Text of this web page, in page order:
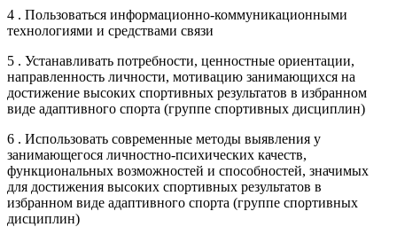
4 . Пользоваться информационно-коммуникационными
технологиями и средствами связи
5 . Устанавливать потребности, ценностные ориентации,
направленность личности, мотивацию занимающихся на
достижение высоких спортивных результатов в избранном
виде адаптивного спорта (группе спортивных дисциплин)
6 . Использовать современные методы выявления у
занимающегося личностно-психических качеств,
функциональных возможностей и способностей, значимых
для достижения высоких спортивных результатов в
избранном виде адаптивного спорта (группе спортивных
дисциплин)